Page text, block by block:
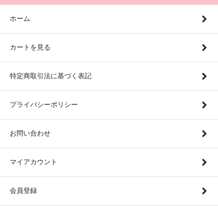
ホーム
カートを見る
特定商取引法に基づく表記
プライバシーポリシー
お問い合わせ
マイアカウント
会員登録